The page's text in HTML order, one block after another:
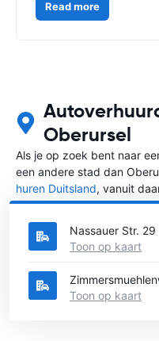
Read more
Oberursel
Als je op zoek bent naar
een andere stad dan
huren Duitsland, vanuit
stad in Duitsland je een
Nassauer Str. 29
Toon op kaart
Toon op kaart